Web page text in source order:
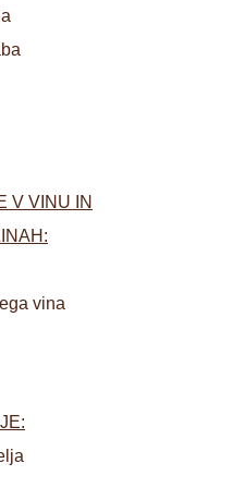
V VINU IN
vina